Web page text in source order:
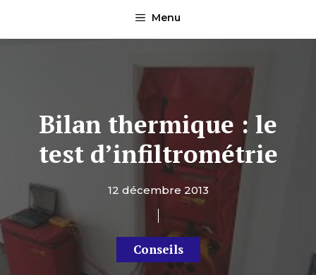
Menu
Bilan thermique : le
test d’infiltrométrie
12 décembre 2013
Conseils